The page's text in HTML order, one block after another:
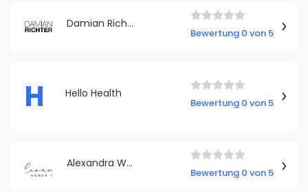
Damian Richter - FIN to date! GmbH & Co. KG
Bewertung 0 von 5
H Hello Health
Bewertung 0 von 5
Alexandra Weber Coaching
Bewertung 0 von 5